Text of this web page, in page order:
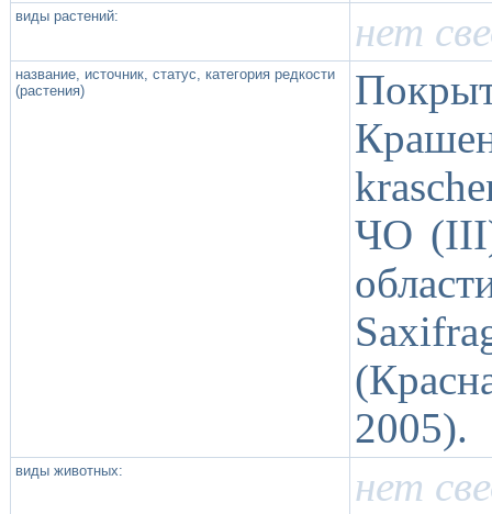
виды растений: нет
название, источник, статус, категория редкости
(растения)
ЧО
2005).
виды животных: нет